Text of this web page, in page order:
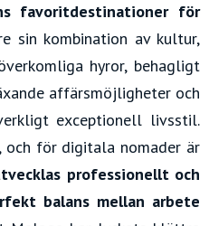
favoritdestinationer för
sin kombination av kultur,
hyror, behagligt
affärsmöjligheter och
exceptionell livsstil.
och för digitala nomader är
professionellt och
balans mellan arbete